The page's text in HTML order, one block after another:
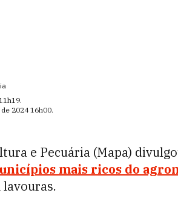
.
2024 16h00.
e Pecuária (Mapa)
mais ricos do
lavouras.